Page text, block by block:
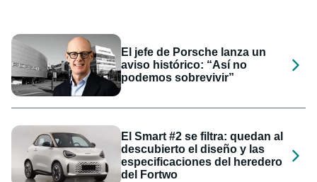
El jefe de Porsche lanza un
aviso histórico: “Así no
podemos sobrevivir”
El Smart #2 se filtra: quedan al
descubierto el diseño y las
especificaciones del heredero
del Fortwo